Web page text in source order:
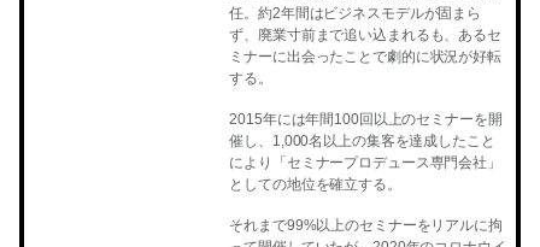
任。約2年間はビジネスモデルが固まら
ず、廃業寸前まで追い込まれるも、あるセ
ミナーに出会ったことで劇的に状況が好転
する。
2015年には年間100回以上のセミナーを開
催し、1,000名以上の集客を達成したこと
により「セミナープロデュース専門会社」
としての地位を確立する。
それまで99%以上のセミナーをリアルに拘